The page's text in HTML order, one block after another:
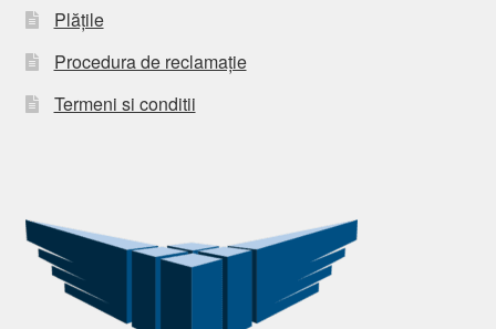
Plățile
Procedura de reclamație
Termeni si conditii